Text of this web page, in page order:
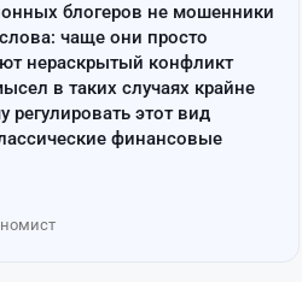
блогеров не мошенники
чаще они просто
нераскрытый конфликт
в таких случаях крайне
этот вид
финансовые